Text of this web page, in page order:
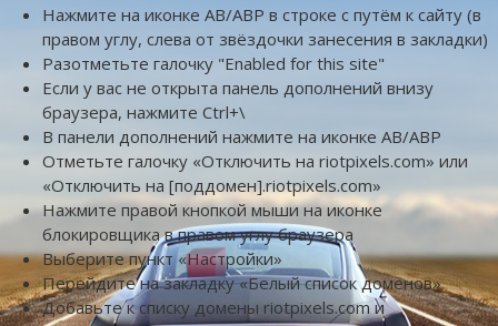
Нажмите на иконке AB/ABP в строке с путём к сайту (в
правом углу, слева от звёздочки занесения в закладки)
Разотметьте галочку "Enabled for this site"
Если у вас не открыта панель дополнений внизу
браузера, нажмите Ctrl+\
В панели дополнений нажмите на иконке AB/ABP
Отметьте галочку «Отключить на riotpixels.com» или
«Отключить на [поддомен].riotpixels.com»
Нажмите правой кнопкой мыши на иконке
блокировщика в правом углу браузера
Выберите пункт «Настройки»
Перейдите на закладку «Белый список доменов»
Добавьте к списку домены riotpixels.com и